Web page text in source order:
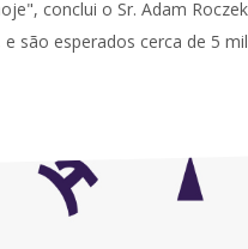
conclui o Sr. Adam
são esperados cerca de 5